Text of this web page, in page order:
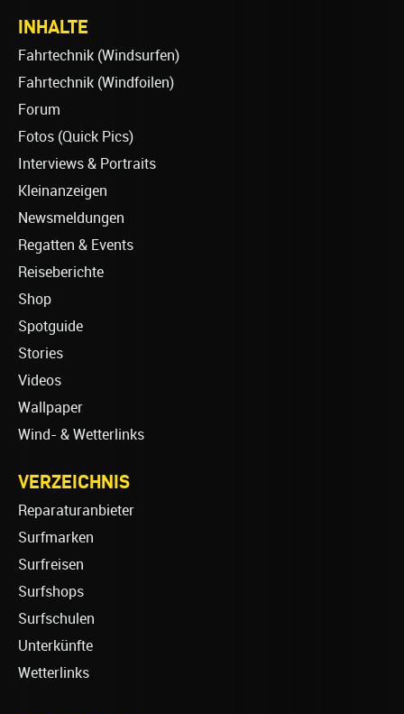
INHALTE
Fahrtechnik (Windsurfen)
Fahrtechnik (Windfoilen)
Forum
Fotos (Quick Pics)
Interviews & Portraits
Kleinanzeigen
Newsmeldungen
Regatten & Events
Reiseberichte
Shop
Spotguide
Stories
Videos
Wallpaper
Wind- & Wetterlinks
VERZEICHNIS
Reparaturanbieter
Surfmarken
Surfreisen
Surfshops
Surfschulen
Unterkünfte
Wetterlinks